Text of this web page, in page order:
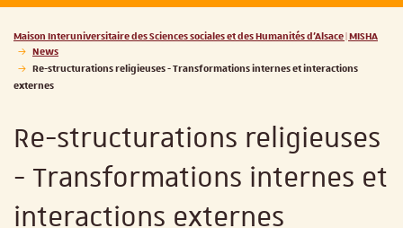
Vous êtes ici :
Maison Interuniversitaire des Sciences sociales et des Humanités d'Alsace | MISHA
News
Re-structurations religieuses - Transformations internes et interactions
externes
Re-structurations religieuses
- Transformations internes et
interactions externes